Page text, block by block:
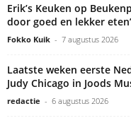
Erik’s Keuken op
door goed en lekker eten’
Fokko Kuik - 7 augustus 2026
Laatste weken eerste
Judy Chicago in Joods
redactie - 6 augustus 2026